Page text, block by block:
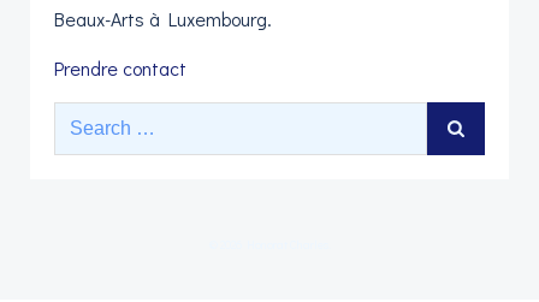
Beaux-Arts à Luxembourg.
Prendre contact
Search